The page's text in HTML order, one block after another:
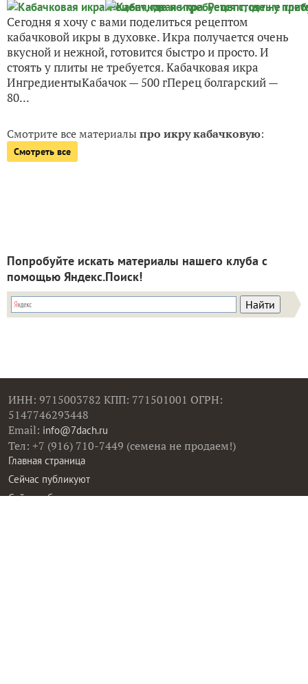
Сегодня я хочу с вами поделиться рецептом
кабачковой икры в духовке. Икра получается очень
вкусной и нежной, готовится быстро и просто. И
стоять у плиты не требуется. Кабачковая икра
ИнгредиентыКабачок — 500 гПерец болгарский —
80...
Смотрите все материалыпро икру кабачковую:
Смотреть все
Попробуйте искать материалы нашего клуба с
помощью Яндекс.Поиск!
ИНН: 9715003782 КПП: 771501001 ОГРН:
5147746293448
Email: info@7dach.ru
Тел: +7 (916) 710-7449 (семена не продаем!)
Главная страница
Сейчас публикуют
Сейчас обсуждают